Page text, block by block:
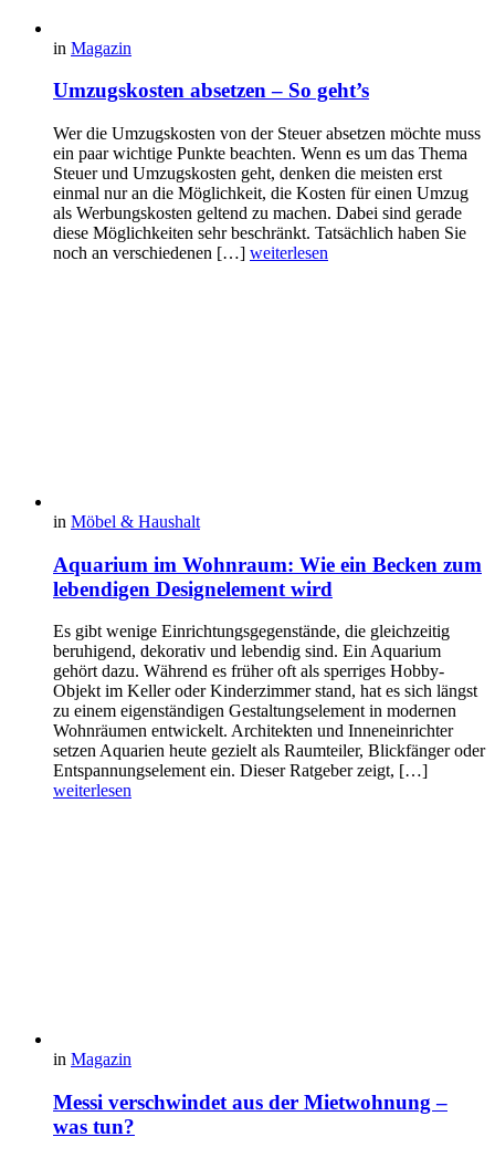
in Magazin
Umzugskosten absetzen – So geht’s
Wer die Umzugskosten von der Steuer absetzen möchte muss
ein paar wichtige Punkte beachten. Wenn es um das Thema
Steuer und Umzugskosten geht, denken die meisten erst
einmal nur an die Möglichkeit, die Kosten für einen Umzug
als Werbungskosten geltend zu machen. Dabei sind gerade
diese Möglichkeiten sehr beschränkt. Tatsächlich haben Sie
noch an verschiedenen […] weiterlesen
in Möbel & Haushalt
Aquarium im Wohnraum: Wie ein Becken zum
lebendigen Designelement wird
Es gibt wenige Einrichtungsgegenstände, die gleichzeitig
beruhigend, dekorativ und lebendig sind. Ein Aquarium
gehört dazu. Während es früher oft als sperriges Hobby-
Objekt im Keller oder Kinderzimmer stand, hat es sich längst
zu einem eigenständigen Gestaltungselement in modernen
Wohnräumen entwickelt. Architekten und Inneneinrichter
setzen Aquarien heute gezielt als Raumteiler, Blickfänger oder
Entspannungselement ein. Dieser Ratgeber zeigt, […]
weiterlesen
in Magazin
Messi verschwindet aus der Mietwohnung –
was tun?